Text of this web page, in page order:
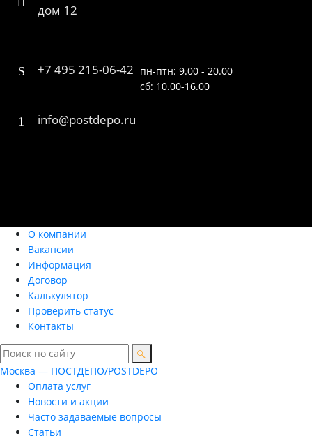
дом 12
+7 495 215-06-42 пн-птн: 9.00 - 20.00
сб: 10.00-16.00
info@postdepo.ru
О компании
Вакансии
Информация
Договор
Калькулятор
Проверить статус
Контакты
Москва — ПОСТДЕПО/POSTDEPO
Оплата услуг
Новости и акции
Часто задаваемые вопросы
Статьи